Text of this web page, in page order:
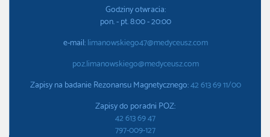
Godziny otwracia:
pon. - pt. 8:00 - 20:00
e-mail:limanowskiego47@medyceusz.com
poz.limanowskiego@medyceusz.com
Zapisy na badanie Rezonansu Magnetycznego:42 613 69 11/00
Zapisy do poradni POZ:
42 613 69 47
797-009-127